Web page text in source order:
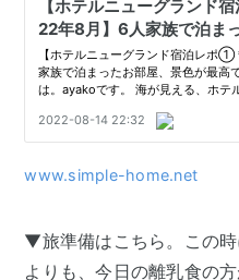
www.simple-home.net
▼旅準備はこちら。この
よりも、今日の離乳食の